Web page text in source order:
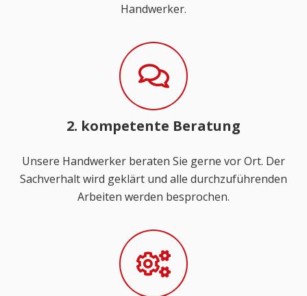
Handwerker.
2. kompetente Beratung
Unsere Handwerker beraten Sie gerne vor Ort. Der
Sachverhalt wird geklärt und alle durchzuführenden
Arbeiten werden besprochen.